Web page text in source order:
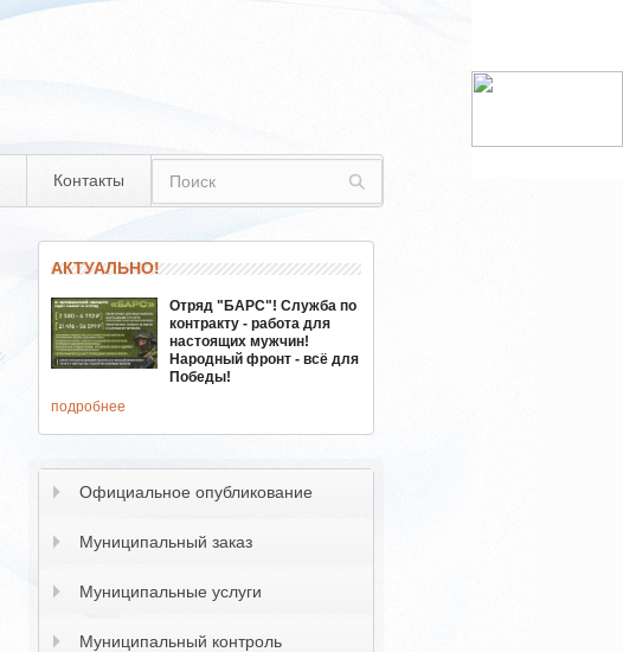
Контакты
АКТУАЛЬНО!
Отряд "БАРС"! Служба по
контракту - работа для
настоящих мужчин!
Народный фронт - всё для
Победы!
подробнее
Официальное опубликование
Муниципальный заказ
Муниципальные услуги
Муниципальный контроль